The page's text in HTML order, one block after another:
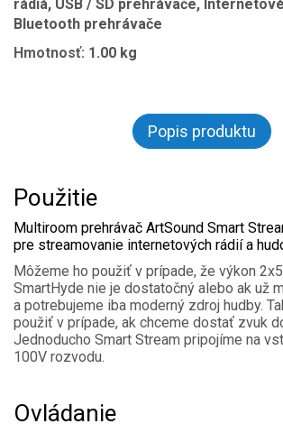
rádiá, USB / SD prehrávače,
Bluetooth prehrávače
Hmotnosť: 1.00 kg
Popis produktu
Použitie
Multiroom prehrávač ArtSound Smart
pre streamovanie internetových rádií a
Môžeme ho použiť v prípade, že výkon
SmartHyde nie je dostatočný alebo ak už
a potrebujeme iba moderný zdroj hudby.
použiť v prípade, ak chceme dostať zvuk
Jednoducho Smart Stream pripojíme na
100V rozvodu.
Ovládanie